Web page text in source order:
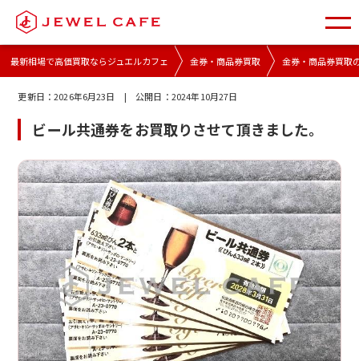
最新相場で高価買取ならジュエルカフェ 金券・商品券買取 金券・商品券買取
更新日：2026年6月23日 | 公開日： 2024年10月27日
ビール共通券をお買取りさせて頂きました。